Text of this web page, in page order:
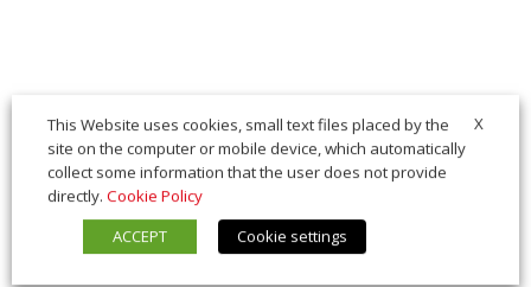
X
This Website uses cookies, small text files placed by the
site on the computer or mobile device, which automatically
collect some information that the user does not provide
directly. Cookie Policy
ACCEPT
Cookie settings